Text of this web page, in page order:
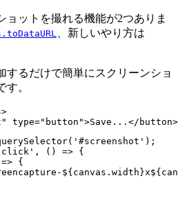
ョットを撮れる機能が2つありま
、新しいやり方は
するだけで簡単にスクリーンショ
。
() => {
{